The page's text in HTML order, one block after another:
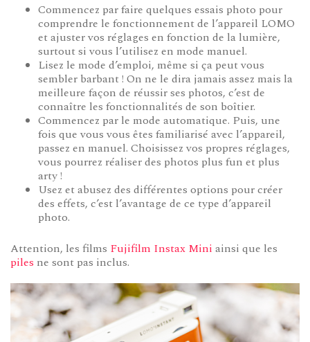
Commencez par faire quelques essais photo pour
comprendre le fonctionnement de l’appareil LOMO
et ajuster vos réglages en fonction de la lumière,
surtout si vous l’utilisez en mode manuel.
Lisez le mode d’emploi, même si ça peut vous
sembler barbant ! On ne le dira jamais assez mais la
meilleure façon de réussir ses photos, c’est de
connaître les fonctionnalités de son boîtier.
Commencez par le mode automatique. Puis, une
fois que vous vous êtes familiarisé avec l’appareil,
passez en manuel. Choisissez vos propres réglages,
vous pourrez réaliser des photos plus fun et plus
arty !
Usez et abusez des différentes options pour créer
des effets, c’est l’avantage de ce type d’appareil
photo.
Attention, les films Fujifilm Instax Mini ainsi que les
piles ne sont pas inclus.